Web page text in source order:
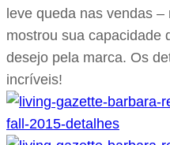
leve queda nas vendas
mostrou sua capacidade
desejo pela marca. Os
incríveis!